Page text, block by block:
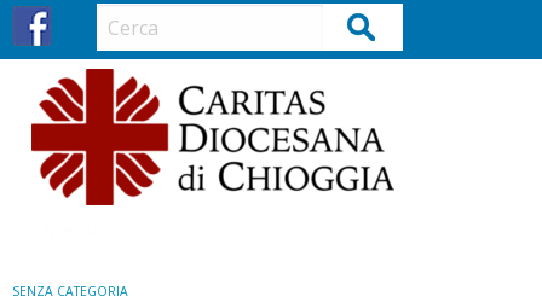
Cerca
SENZA CATEGORIA